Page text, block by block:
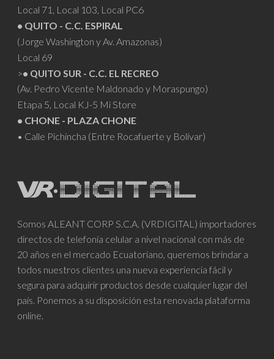
Local 71, Local 103, Local PC6
• QUITO - C.C. ESPIRAL
(Jorge Washington y Av. Amazonas)
Local 69
>• QUITO SUR - C.C. EL RECREO
(Av. Pedro Vicente Maldonado y Moraspungo)
Etapa 5, Local KJ-5 Mi Store
• CHONE - PLAZA CHONE
• Calle Pichincha (Entre Rocafuerte y Bolívar)
Somos ALEANT CORP S.C.A. (VRDIGITAL) importadores
directos de telefonía celular a nivel nacional con más de
20 años en el mercado Ecuatoriano, queremos brindar a
todos nuestros clientes una nueva experiencia fácil y
segura para adquirir productos desde cualquier lugar del
país. Ponemos a su disposición esta renovada plataforma
online.